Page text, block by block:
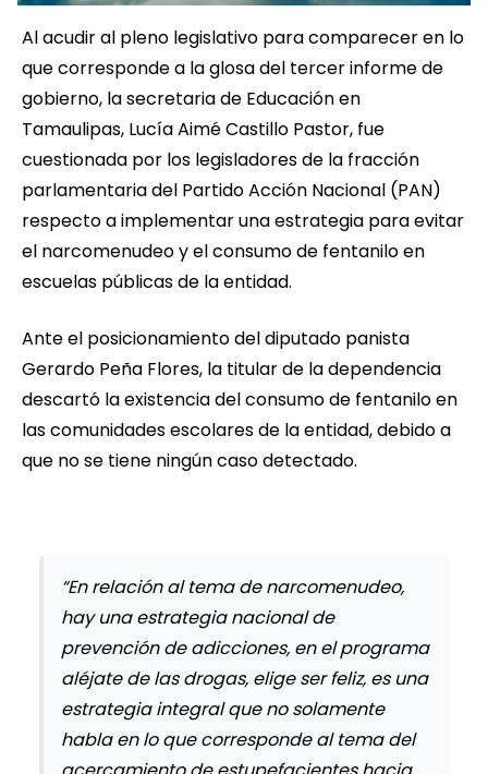
Al acudir al pleno legislativo para comparecer en lo
que corresponde a la glosa del tercer informe de
gobierno, la secretaria de Educación en
Tamaulipas, Lucía Aimé Castillo Pastor, fue
cuestionada por los legisladores de la fracción
parlamentaria del Partido Acción Nacional (PAN)
respecto a implementar una estrategia para evitar
el narcomenudeo y el consumo de fentanilo en
escuelas públicas de la entidad.
Ante el posicionamiento del diputado panista
Gerardo Peña Flores, la titular de la dependencia
descartó la existencia del consumo de fentanilo en
las comunidades escolares de la entidad, debido a
que no se tiene ningún caso detectado.
“En relación al tema de narcomenudeo,
hay una estrategia nacional de
prevención de adicciones, en el programa
aléjate de las drogas, elige ser feliz, es una
estrategia integral que no solamente
habla en lo que corresponde al tema del